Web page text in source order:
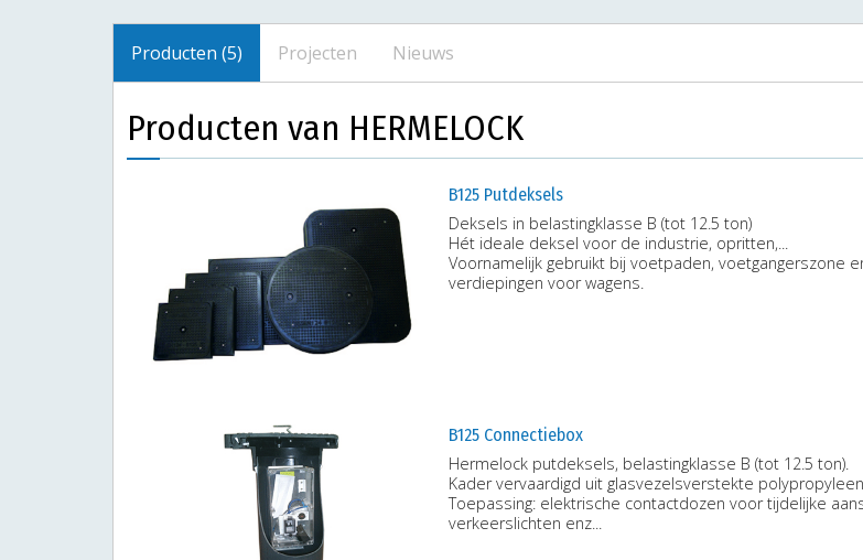
Producten (5) Projecten Nieuws
Producten van HERMELOCK
B125 Putdeksels
Deksels in belastingklasse B (tot 12.5 ton)
Hét ideale deksel voor de industrie, opritten,...
Voornamelijk gebruikt bij voetpaden, voetgangerszone
verdiepingen voor wagens.
B125 Connectiebox
Hermelock putdeksels, belastingklasse B (tot 12.5 ton).
Kader vervaardigd uit glasvezelsverstekte
Toepassing: elektrische contactdozen voor tijdelijke
verkeerslichten enz...